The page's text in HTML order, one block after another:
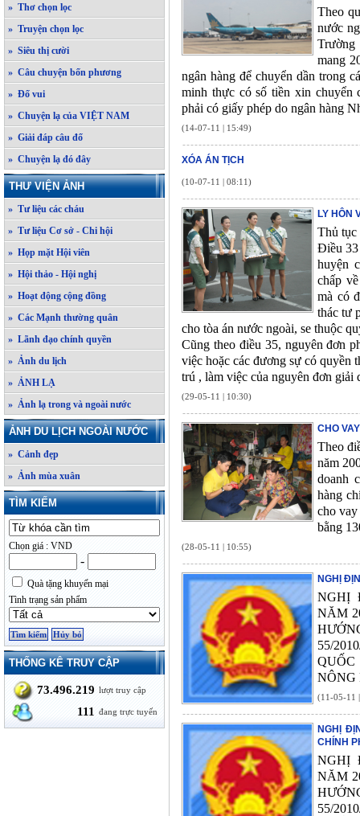
» Thơ chọn lọc
» Truyện chọn lọc
» Siêu thị cười
» Câu chuyện bốn phương
» Đố vui
» Chuyện lạ của VIỆT NAM
» Giải đáp câu đố
» Chuyện lạ đó đây
THƯ VIỆN ẢNH
» Tư liệu các cháu
» Tư liệu Cơ sở - Chi hội
» Họp mặt Hội viên
» Hội thảo - Hội nghị
» Hoạt động cộng đồng
» Các Mạnh thường quân
» Lãnh đạo chính quyền
» Ảnh du lịch
» ẢNH LẠ
» Ảnh lạ trong và ngoài nước
ẢNH DU LỊCH NGOÀI NƯỚC
» Cảnh đẹp
» Ảnh mùa xuân
TÌM KIẾM
Chọn giá : VND
-
Quà tặng khuyến mại
Tình trạng sản phẩm
THỐNG KÊ TRUY CẬP
73.496.219 lượt truy cập
111 đang trực tuyến
Theo
nước
mang
ngân hàng để chuyển dần trong
minh thực có số tiền xin chuyển
phải có giấy phép do ngân hàng
(14-07-11 | 15:49)
XÓA ÁN TỊCH
(10-07-11 | 08:11)
LY HÔN
Thủ tục
Điều 33
huyện
chấp
mà có
thác tư
cho tòa án nước ngoài, se thuộc
Cũng theo điều 35, nguyên đơn
việc hoặc các đương sự có quyền
trú , làm việc của nguyên đơn giải
(29-05-11 | 10:30)
CHO
Theo
năm
doanh
hàng
cho
bằng
(28-05-11 | 10:55)
NGHỊ
NGHỊ
NĂM
55/
NÔNG
(11-05-11
NGHỊ
CHÍNH
NGHỊ
NĂM
55/